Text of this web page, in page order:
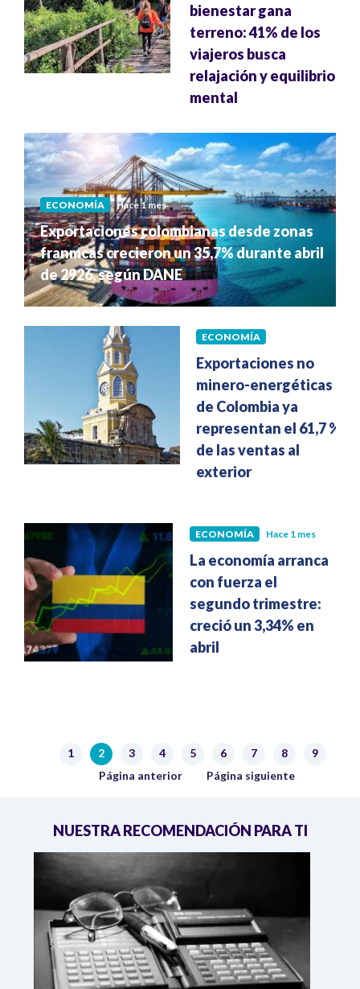
bienestar gana
terreno: 41% de los
viajeros busca
relajación y equilibrio
mental
ECONOMÍA Hace 1 mes
Exportaciones colombianas desde zonas
franmcas crecieron un 35,7% durante abril
de 2926, según DANE
ECONOMÍA
Exportaciones no
minero-energéticas
de Colombia ya
representan el 61,7 %
de las ventas al
exterior
ECONOMÍA Hace 1 mes
La economía arranca
con fuerza el
segundo trimestre:
creció un 3,34% en
abril
PaginaciónPágina
1 Página actual
2 Página
3 Página
4 Página
5 Página
6 Página
7 Página
8 Página
9
Página anterior
Página anterior Siguiente página
Página siguiente
NUESTRA RECOMENDACIÓN PARA TI